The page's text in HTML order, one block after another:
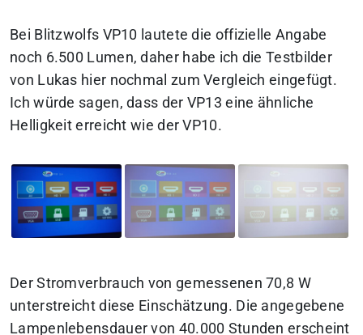
Bei Blitzwolfs VP10 lautete die offizielle Angabe
noch 6.500 Lumen, daher habe ich die Testbilder
von Lukas hier nochmal zum Vergleich eingefügt.
Ich würde sagen, dass der VP13 eine ähnliche
Helligkeit erreicht wie der VP10.
Der Stromverbrauch von gemessenen 70,8 W
unterstreicht diese Einschätzung. Die angegebene
Lampenlebensdauer von 40.000 Stunden erscheint